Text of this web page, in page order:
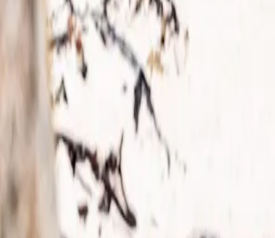
WhatsApp